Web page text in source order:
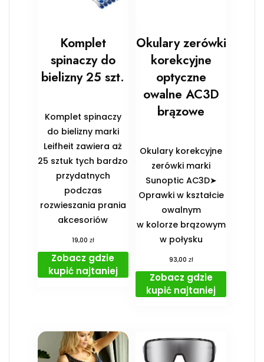
Komplet
spinaczy do
bielizny 25 szt.
Komplet spinaczy
do bielizny marki
Leifheit zawiera aż
25 sztuk tych bardzo
przydatnych
podczas
rozwieszania prania
akcesoriów
19,00 zł
Zobacz gdzie
kupić najtaniej
Okulary zerówki
korekcyjne
optyczne
owalne AC3D
brązowe
Okulary korekcyjne
zerówki marki
Sunoptic AC3D➤
Oprawki w kształcie
owalnym
w kolorze brązowym
w połysku
93,00 zł
Zobacz gdzie
kupić najtaniej